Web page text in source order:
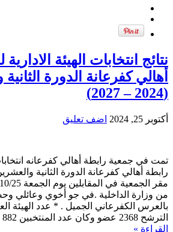
نتائج انتخابات الهيئة
أهالي كفرعانة الدورة
(2024 – 2027)
أكتوبر 25, 2024 اضف تعليق
تمت في جمعية رابطة أهالي كفرعانه
من وزارة الداخلية .في جو أخوي وعائلي
بالعرس الكفرعاني الجميل . * عدد الهيئة
الترشح 2368 عضو وكان عدد المنتخبين 882 منتخب، أي ...
القراءة »